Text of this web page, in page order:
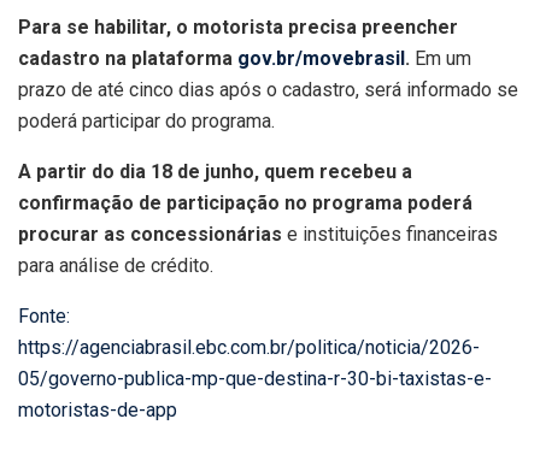
Para se habilitar, o motorista precisa preencher
cadastro na plataforma gov.br/movebrasil . Em um
prazo de até cinco dias após o cadastro, será informado se
poderá participar do programa.
A partir do dia 18 de junho, quem recebeu a
confirmação de participação no programa poderá
procurar as concessionárias e instituições financeiras
para análise de crédito.
Fonte:
https://agenciabrasil.ebc.com.br/politica/noticia/2026-
05/governo-publica-mp-que-destina-r-30-bi-taxistas-e-
motoristas-de-app